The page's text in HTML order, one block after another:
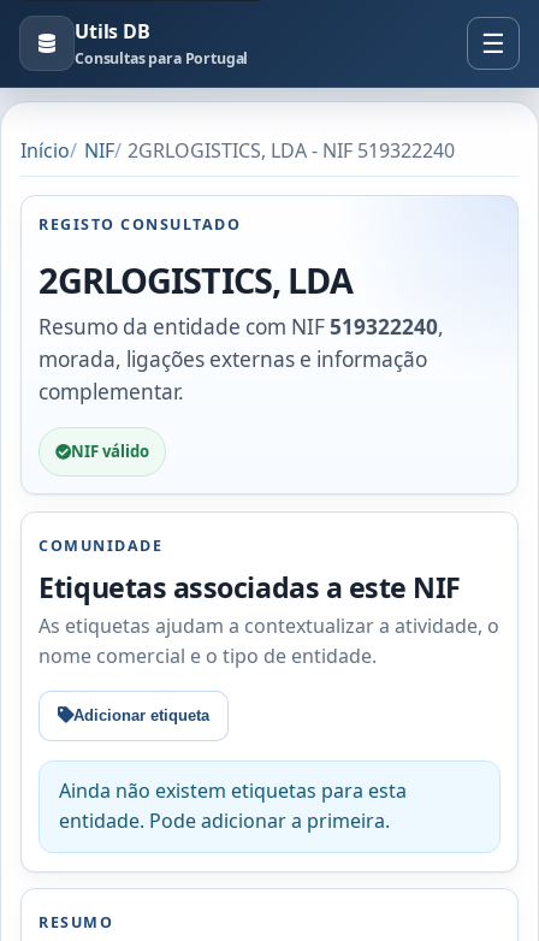
Utils DB
Consultas para Portugal
Início NIF 2GRLOGISTICS, LDA - NIF 519322240
REGISTO CONSULTADO
2GRLOGISTICS, LDA
Resumo da entidade com NIF519322240,
morada, ligações externas e informação
complementar.
NIF válido
COMUNIDADE
Etiquetas associadas a este NIF
As etiquetas ajudam a contextualizar a atividade, o
nome comercial e o tipo de entidade.
Adicionar etiqueta
Ainda não existem etiquetas para esta
entidade. Pode adicionar a primeira.
RESUMO